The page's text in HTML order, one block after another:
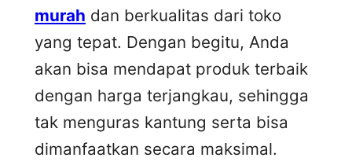
murah dan berkualitas dari toko
yang tepat. Dengan begitu, Anda
akan bisa mendapat produk terbaik
dengan harga terjangkau, sehingga
tak menguras kantung serta bisa
dimanfaatkan secara maksimal.